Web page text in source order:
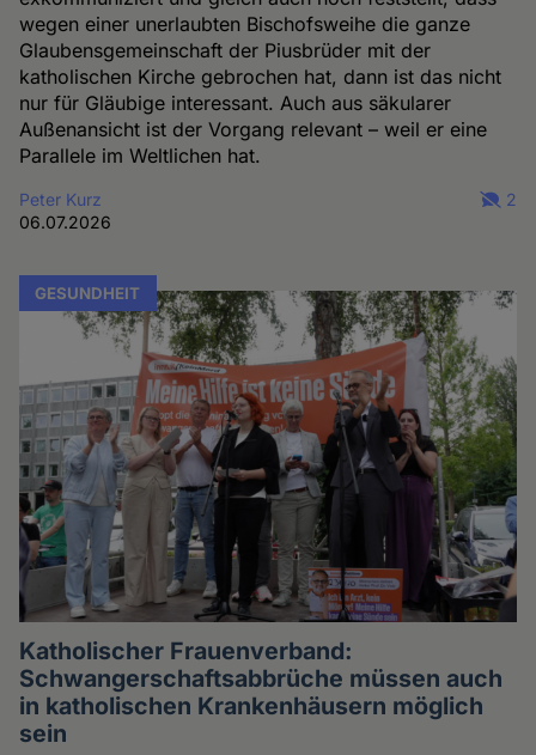
wegen einer unerlaubten Bischofsweihe die ganze
Glaubensgemeinschaft der Piusbrüder mit der
katholischen Kirche gebrochen hat, dann ist das nicht
nur für Gläubige interessant. Auch aus säkularer
Außenansicht ist der Vorgang relevant – weil er eine
Parallele im Weltlichen hat.
Peter Kurz
06.07.2026
2
GESUNDHEIT
Katholischer Frauenverband:
Schwangerschaftsabbrüche müssen auch
in katholischen Krankenhäusern möglich
sein